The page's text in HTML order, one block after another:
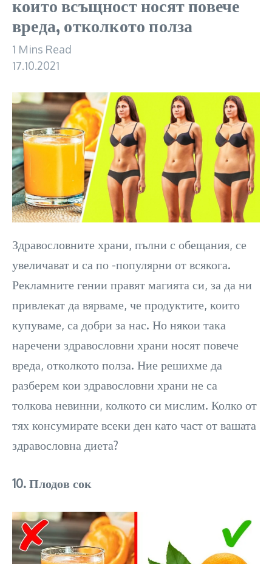
които всъщност носят повече
вреда, отколкото полза
1 Mins Read
17.10.2021
Здравословните храни, пълни с обещания, се
увеличават и са по -популярни от всякога.
Рекламните гении правят магията си, за да ни
привлекат да вярваме, че продуктите, които
купуваме, са добри за нас. Но някои така
наречени здравословни храни носят повече
вреда, отколкото полза. Ние решихме да
разберем кои здравословни храни не са
толкова невинни, колкото си мислим. Колко от
тях консумирате всеки ден като част от вашата
здравословна диета?
10. Плодов сок